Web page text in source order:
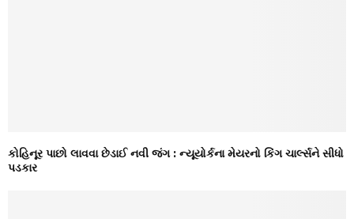
કોહિનૂર પાછો લાવવા છેડાઈ નવી જંગ : ન્યૂયોર્કના મેયરનો કિંગ ચાર્લ્સને સીધો
પડકાર